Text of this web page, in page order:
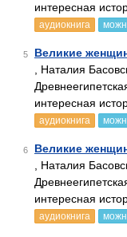
интересная
аудиокнига
5
Великие
, Наталия
интересная
аудиокнига
6
Великие
, Наталия
интересная
аудиокнига